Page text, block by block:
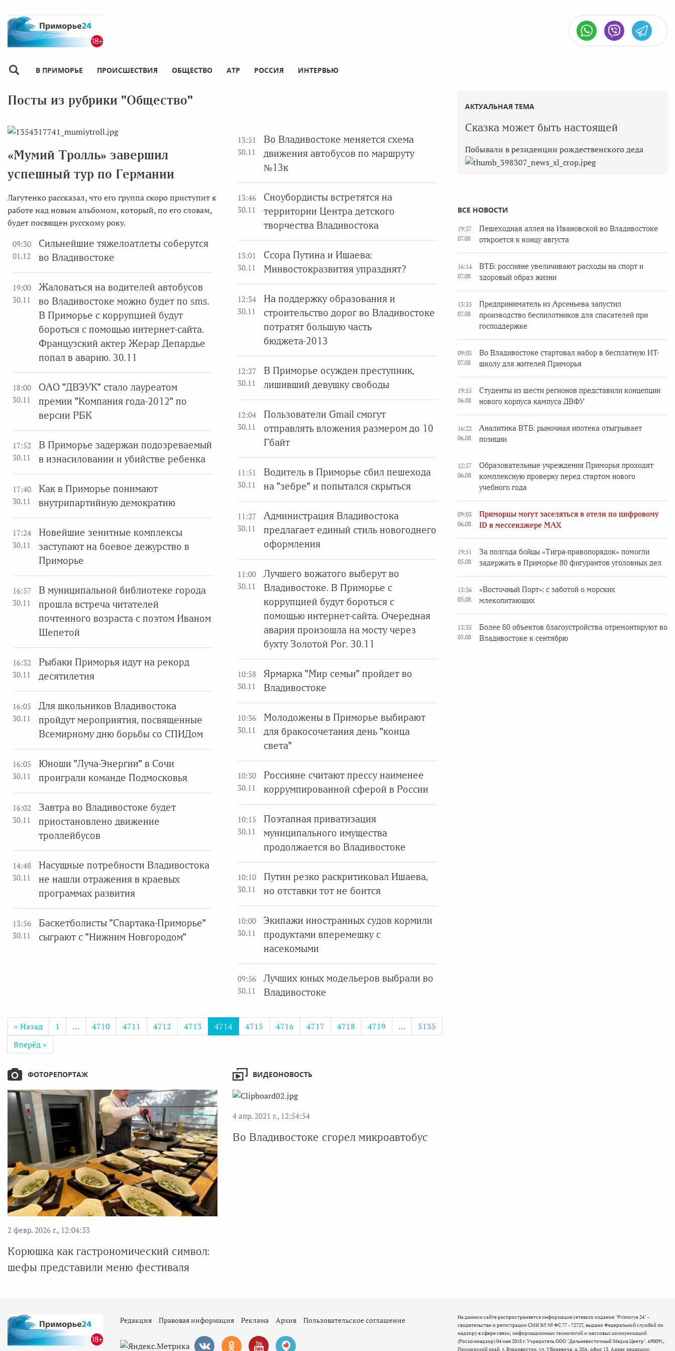
В ПРИМОРЬЕ ПРОИСШЕСТВИЯ ОБЩЕСТВО АТР РОССИЯ ИНТЕРВЬЮ
Посты из рубрики "Общество"
«Мумий Тролль» завершил
успешный тур по Германии
Лагутенко рассказал, что его группа скоро приступит к
работе над новым альбомом, который, по его словам,
будет посвящен русскому року.
09:30
01.12
Сильнейшие тяжелоатлеты соберутся
во Владивостоке
19:00
30.11
Жаловаться на водителей автобусов
во Владивостоке можно будет по sms.
В Приморье с коррупцией будут
бороться с помощью интернет-сайта.
Французский актер Жерар Депардье
попал в аварию. 30.11
18:00
30.11
ОАО "ДВЭУК" стало лауреатом
премии "Компания года-2012" по
версии РБК
17:52
30.11
В Приморье задержан подозреваемый
в изнасиловании и убийстве ребенка
17:40
30.11
Как в Приморье понимают
внутрипартийную демократию
17:24
30.11
Новейшие зенитные комплексы
заступают на боевое дежурство в
Приморье
16:57
30.11
В муниципальной библиотеке города
прошла встреча читателей
почтенного возраста с поэтом Иваном
Шепетой
16:32
30.11
Рыбаки Приморья идут на рекорд
десятилетия
16:05
30.11
Для школьников Владивостока
пройдут мероприятия, посвященные
Всемирному дню борьбы со СПИДом
16:05
30.11
Юноши "Луча-Энергии" в Сочи
проиграли команде Подмосковья
16:02
30.11
Завтра во Владивостоке будет
приостановлено движение
троллейбусов
14:48
30.11
Насущные потребности Владивостока
не нашли отражения в краевых
программах развития
13:56
30.11
Баскетболисты "Спартака-Приморье"
сыграют с "Нижним Новгородом"
13:51
30.11
Во Владивостоке меняется схема
движения автобусов по маршруту
№13к
13:46
30.11
Сноубордисты встретятся на
территории Центра детского
творчества Владивостока
13:01
30.11
Ссора Путина и Ишаева:
Минвостокразвития упразднят?
12:34
30.11
На поддержку образования и
строительство дорог во Владивостоке
потратят большую часть
бюджета-2013
12:27
30.11
В Приморье осужден преступник,
лишивший девушку свободы
12:04
30.11
Пользователи Gmail смогут
отправлять вложения размером до 10
Гбайт
11:51
30.11
Водитель в Приморье сбил пешехода
на "зебре" и попытался скрыться
11:27
30.11
Администрация Владивостока
предлагает единый стиль новогоднего
оформления
11:00
30.11
Лучшего вожатого выберут во
Владивостоке. В Приморье с
коррупцией будут бороться с
помощью интернет-сайта. Очередная
авария произошла на мосту через
бухту Золотой Рог. 30.11
10:58
30.11
Ярмарка "Мир семьи" пройдет во
Владивостоке
10:36
30.11
Молодожены в Приморье выбирают
для бракосочетания день "конца
света"
10:30
30.11
Россияне считают прессу наименее
коррумпированной сферой в России
10:15
30.11
Поэтапная приватизация
муниципального имущества
продолжается во Владивостоке
10:10
30.11
Путин резко раскритиковал Ишаева,
но отставки тот не боится
10:00
30.11
Экипажи иностранных судов кормили
продуктами вперемешку с
насекомыми
09:56
30.11
Лучших юных модельеров выбрали во
Владивостоке
« Назад 1 … 4710 4711 4712 4713 4714 4715 4716 4717 4718 4719 …
5135
Вперёд »
АКТУАЛЬНАЯ ТЕМА
Сказка может быть настоящей
Побывали в резиденции рождественского деда
ВСЕ НОВОСТИ
19:37
07.08
Пешеходная аллея на Ивановской во Владивостоке
откроется к концу августа
16:14
07.08
ВТБ: россияне увеличивают расходы на спорт и
здоровый образ жизни
13:35
07.08
Предприниматель из Арсеньева запустил
производство беспилотников для спасателей при
господдержке
09:03
07.08
Во Владивостоке стартовал набор в бесплатную ИТ-
школу для жителей Приморья
19:55
06.08
Студенты из шести регионов представили концепции
нового корпуса кампуса ДВФУ
16:22
06.08
Аналитика ВТБ: рыночная ипотека отыгрывает
позиции
12:57
06.08
Образовательные учреждения Приморья проходят
комплексную проверку перед стартом нового
учебного года
09:03
06.08
Приморцы могут заселяться в отели по цифровому
ID в мессенджере MAX
19:51
05.08
За полгода бойцы «Тигра-правопорядок» помогли
задержать в Приморье 80 фигурантов уголовных дел
13:36
05.08
«Восточный Порт»: с заботой о морских
млекопитающих
13:35
05.08
Более 60 объектов благоустройства отремонтируют во
Владивостоке к сентябрю
ФОТОРЕПОРТАЖ
2 февр. 2026 г., 12:04:33
Корюшка как гастрономический символ:
шефы представили меню фестиваля
ВИДЕОНОВОСТЬ
4 апр. 2021 г., 12:54:54
Во Владивостоке сгорел микроавтобус
Редакция Правовая информация Реклама Архив Пользовательское соглашение
На данном сайте распространяется информация сетевого издания "Primorye 24" -
свидетельство о регистрации СМИ ЭЛ № ФС 77 - 72727, выдано Федеральной службой по
надзору в сфере связи, информационных технологий и массовых коммуникаций
(Роскомнадзор) 04 мая 2018 г. Учредитель ООО "Дальневосточный Медиа Центр". 690091,
Приморский край, г. Владивосток, ул. Уборевича, д.20А, офис 13. Адрес редакции: